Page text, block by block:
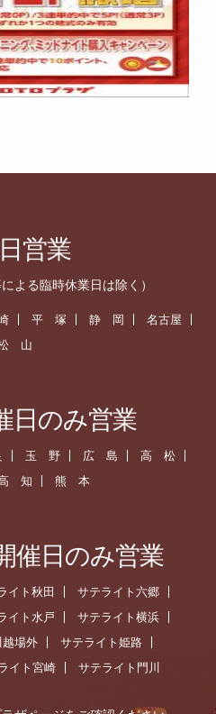
営業
よる臨時休業日は除く）
平 塚 静 岡
名古屋
山
日のみ営業
玉 野 広 島
高 松
知 熊 本
催日のみ営業
イト秋田
サテライト六郷
イト水戸
サテライト横浜
越場外
サテライト姫路
イト宮崎 サテライト門川